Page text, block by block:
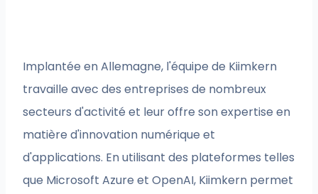
Implantée en Allemagne, l'équipe de Kiimkern
travaille avec des entreprises de nombreux
secteurs d'activité et leur offre son expertise en
matière d'innovation numérique et
d'applications. En utilisant des plateformes telles
que Microsoft Azure et OpenAI, Kiimkern permet